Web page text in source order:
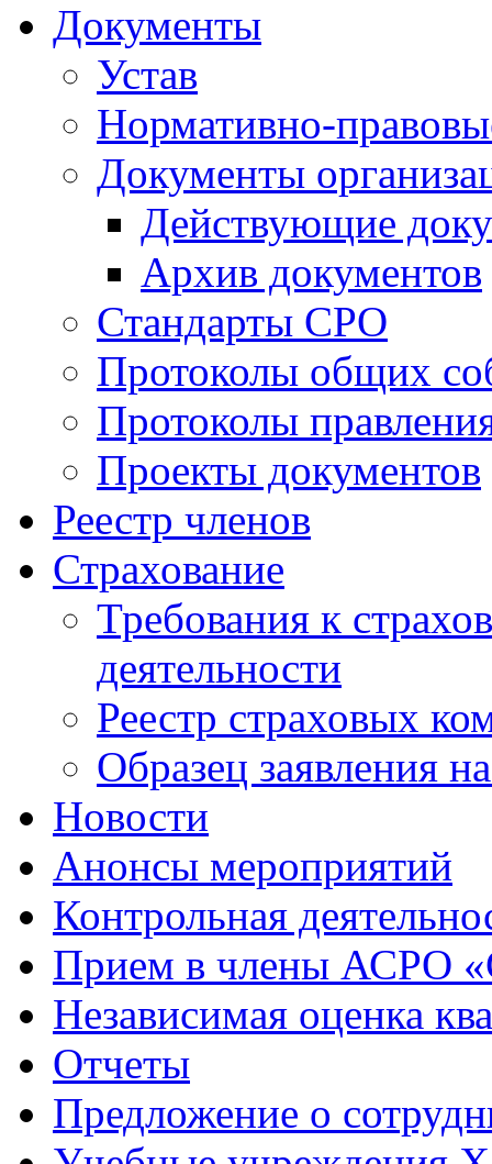
Документы
Устав
Нормативно-
Документы
Действующие
Архив документов
Стандарты СРО
Протоколы общих
Протоколы
Проекты документов
Реестр членов
Страхование
Требования к
деятельности
Реестр страховых
Образец заявления
Новости
Анонсы мероприятий
Контрольная
Прием в члены АСРО
Независимая оценка
Отчеты
Предложение о